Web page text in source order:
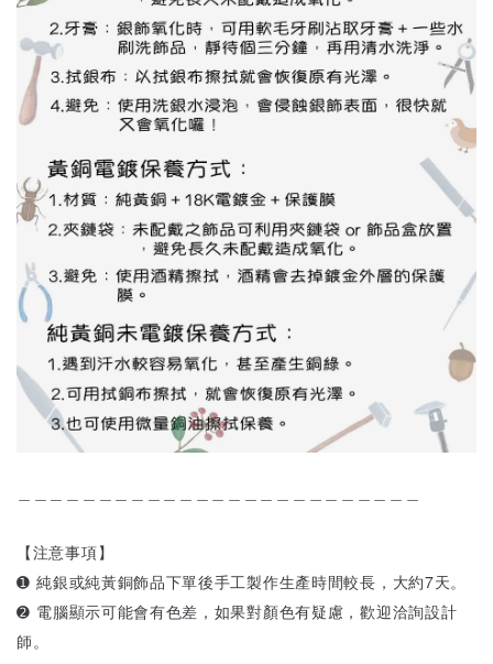
【注意事項】
➊ 純銀或純黃銅飾品下單後手工製作生產時間較長，大約7天。
➋ 電腦顯示可能會有色差，如果對顏色有疑慮，歡迎洽詢設計
師。